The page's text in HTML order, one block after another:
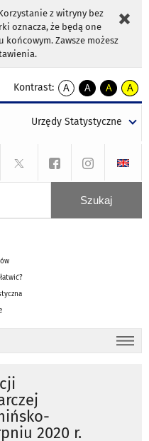
z witryny bez
oznacza, że będą one
końcowym. Zawsze możesz
Kontrast:
A
kontrast
A
kontrast
tekst
czarnym
A
kontrast
tekst
czarnym
A
tekst
żółtym
Urzędy Statystyczne
2020 r.